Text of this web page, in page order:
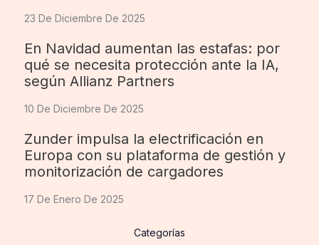
23 De Diciembre De 2025
En Navidad aumentan las estafas: por
qué se necesita protección ante la IA,
según Allianz Partners
10 De Diciembre De 2025
Zunder impulsa la electrificación en
Europa con su plataforma de gestión y
monitorización de cargadores
17 De Enero De 2025
Categorías